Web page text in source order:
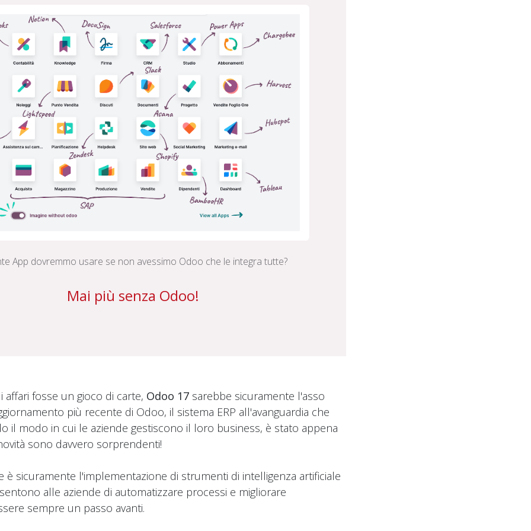
App dovremmo usare se non avessimo Odoo che le integra tutte?
Mai più senza Odoo!
affari fosse un gioco di carte, Odoo 17 sarebbe sicuramente l'asso
più recente di Odoo, il sistema ERP all'avanguardia che
il modo in cui le aziende gestiscono il loro business, è stato appena
sono davvero sorprendenti!
è sicuramente l'implementazione di strumenti di intelligenza artificiale
alle aziende di automatizzare processi e migliorare
sempre un passo avanti.